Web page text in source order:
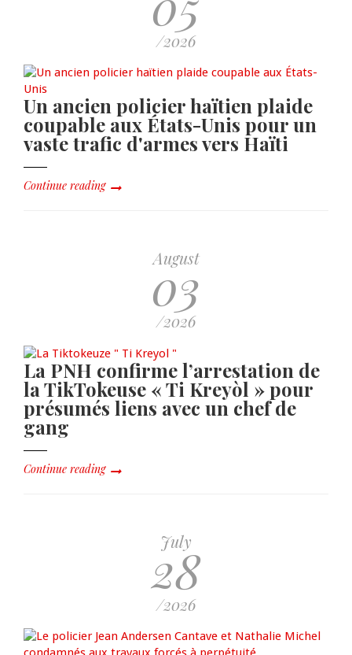
/2026
Un ancien policier haïtien plaide
coupable aux États-Unis pour un
vaste trafic d'armes vers Haïti
Continue reading
August
03
/2026
La PNH confirme l’arrestation de
la TikTokeuse « Ti Kreyòl » pour
présumés liens avec un chef de
gang
Continue reading
July
28
/2026